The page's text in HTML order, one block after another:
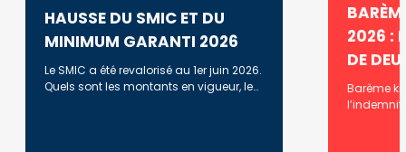
HAUSSE DU SMIC ET DU
MINIMUM GARANTI 2026
Le SMIC a été revalorisé au 1er juin 2026.
Quels sont les montants en vigueur, leur
2026 :
DE
Barème